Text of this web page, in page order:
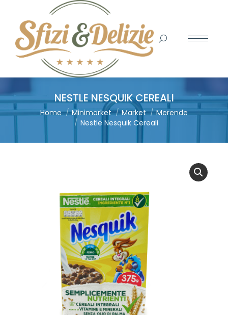
Search:
NESTLE NESQUIK CEREALI
You are here:
Home Minimarket Market
Merende
Nestle Nesquik Cereali